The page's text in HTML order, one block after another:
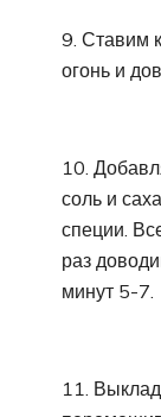
9. Ставим
огонь и
10.
соль и
специи.
раз
минут 5-7.
11.